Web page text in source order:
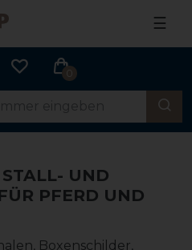
☰
0
UND
PFERD UND
Boxenschilder,